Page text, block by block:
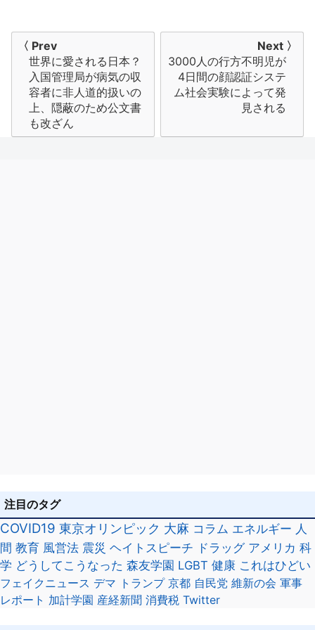
〈 Prev
世界に愛される日本？
入国管理局が病気の収
容者に非人道的扱いの
上、隠蔽のため公文書
も改ざん
Next 〉
3000人の行方不明児が
4日間の顔認証システ
ム社会実験によって発
見される
注目のタグ
COVID19 東京オリンピック 大麻 コラム エネルギー 人
間 教育 風営法 震災 ヘイトスピーチ ドラッグ アメリカ 科
学 どうしてこうなった 森友学園 LGBT 健康 これはひどい
フェイクニュース デマ トランプ 京都 自民党 維新の会 軍事
レポート 加計学園 産経新聞 消費税 Twitter